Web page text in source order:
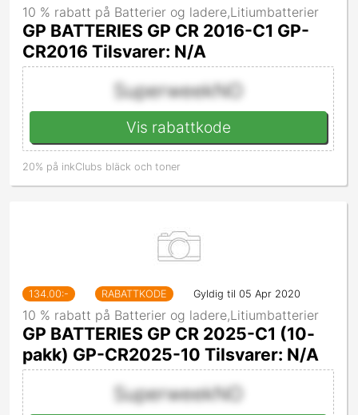
10 % rabatt på Batterier og ladere,Litiumbatterier
GP BATTERIES GP CR 2016-C1 GP-
CR2016 Tilsvarer: N/A
SuperweekNO
Vis rabattkode
20% på inkClubs bläck och toner
134.00:- RABATTKODE Gyldig til 05 Apr 2020
10 % rabatt på Batterier og ladere,Litiumbatterier
GP BATTERIES GP CR 2025-C1 (10-
pakk) GP-CR2025-10 Tilsvarer: N/A
SuperweekNO